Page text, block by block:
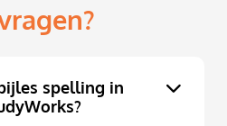
spelling in